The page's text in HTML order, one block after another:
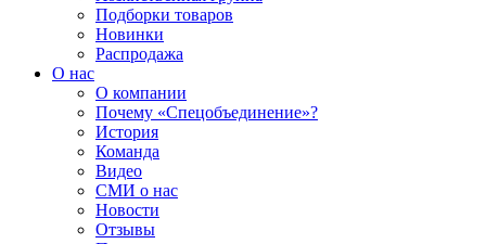
Подборки товаров
Новинки
Распродажа
О нас
О компании
Почему «Спецобъединение»?
История
Команда
Видео
СМИ о нас
Новости
Отзывы